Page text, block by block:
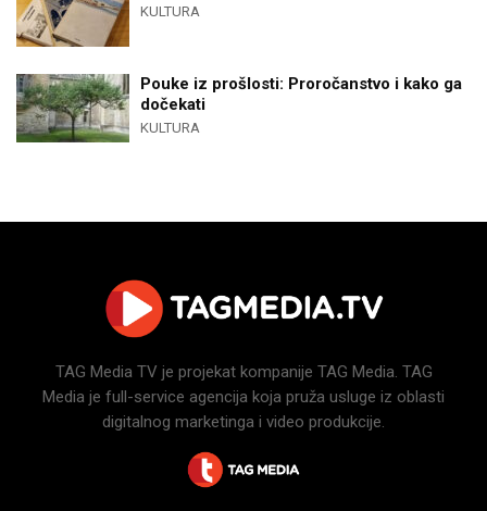
KULTURA
Pouke iz prošlosti: Proročanstvo i kako ga
dočekati
KULTURA
TAG Media TV je projekat kompanije TAG Media. TAG
Media je full-service agencija koja pruža usluge iz oblasti
digitalnog marketinga i video produkcije.